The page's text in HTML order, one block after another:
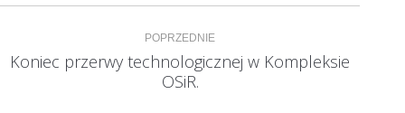
Nawigacja
wpisów
POPRZEDNIE
Poprzedni
wpis:
Koniec przerwy technologicznej w Kompleksie
OSiR.